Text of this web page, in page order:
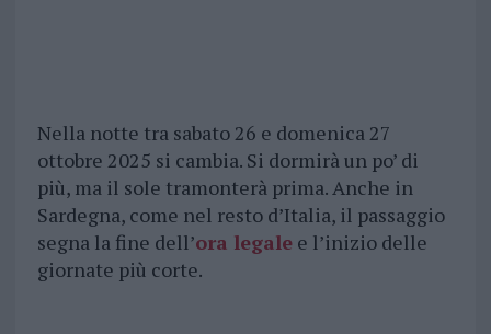
Nella notte tra sabato 26 e domenica 27
ottobre 2025 si cambia. Si dormirà un po’ di
più, ma il sole tramonterà prima. Anche in
Sardegna, come nel resto d’Italia, il passaggio
segna la fine dell’ora legalee l’inizio delle
giornate più corte.